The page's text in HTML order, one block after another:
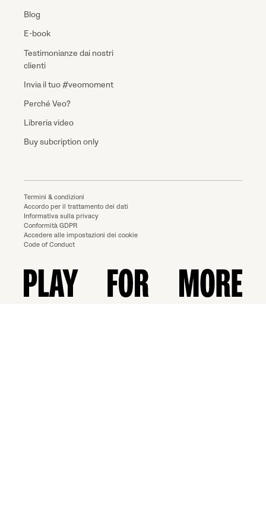
Blog
E-book
Testimonianze dai nostri
clienti
Invia il tuo #veomoment
Perché Veo?
Libreria video
Buy subcription only
Termini & condizioni
Accordo per il trattamento dei dati
Informativa sulla privacy
Conformità GDPR
Accedere alle impostazioni dei cookie
Code of Conduct